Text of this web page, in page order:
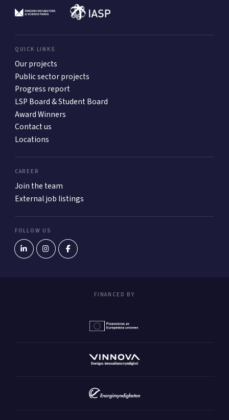
QUICK LINKS
Our projects
Public sector projects
Progress report
LSP Board & Student Board
Award Winners
Contact us
Locations
CAREER
Join the team
External job listings
FOLLOW US
FINANCED BY